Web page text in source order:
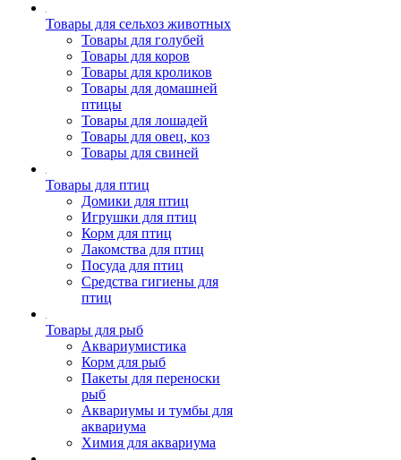
Товары для сельхоз животных
Товары для голубей
Товары для коров
Товары для кроликов
Товары для домашней
птицы
Товары для лошадей
Товары для овец, коз
Товары для свиней
Товары для птиц
Домики для птиц
Игрушки для птиц
Корм для птиц
Лакомства для птиц
Посуда для птиц
Средства гигиены для
птиц
Товары для рыб
Аквариумистика
Корм для рыб
Пакеты для переноски
рыб
Аквариумы и тумбы для
аквариума
Химия для аквариума